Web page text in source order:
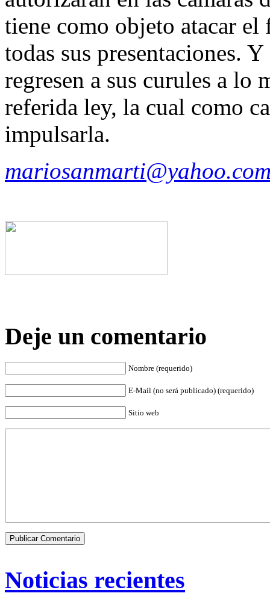
tiene como objeto atacar
todas sus presentaciones.
regresen a sus curules a lo
referida ley, la cual como
impulsarla.
Deje un comentario
Nombre (requerido)
E-Mail (no será publicado) (requerido)
Sitio web
Noticias recientes